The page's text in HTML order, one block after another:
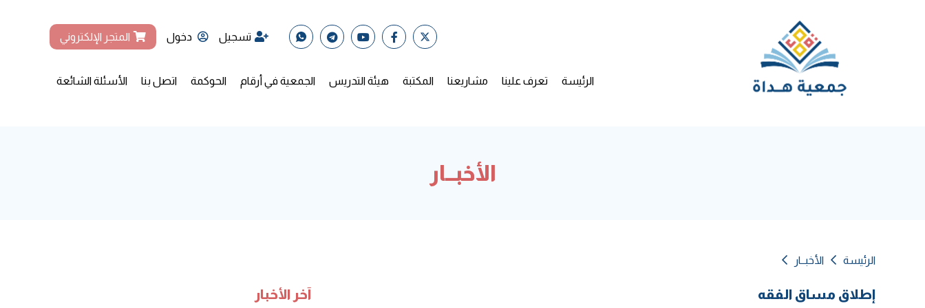
تسجيل دخول المتجر الإلكتروني
الرئيسة تعرف علينا مشاريعنا المكتبة هيئة التدريس الجمعية في أرقام الحوكمة اتصل بنا الأسئلة الشائعة
الأخبــار
الرئيسة الأخبــار
إطلاق مساق الفقه آخر الأخبار